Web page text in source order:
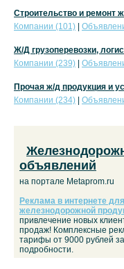
Строительство и ремонт
Компании (101)
Ж/Д грузоперевозки,
Компании (239)
Прочая ж/д продукция и
Компании (234)
объявлений
на портале Metaprom.ru
Реклама в интернете
железнодорожной
привлечение новых
продаж! Комплексные
тарифы от 9000 рублей
подробности.